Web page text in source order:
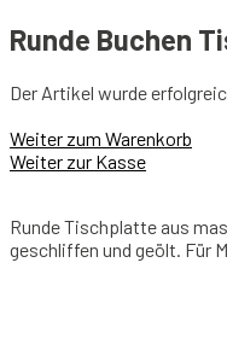
Runde Buchen
Der Artikel wurde
Weiter zum Warenkorb
Weiter zur Kasse
Runde Tischplatte aus
geschliffen und geölt. Für